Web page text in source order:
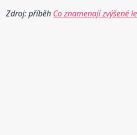
Zdroj: příběh Co znamenají zvýšené